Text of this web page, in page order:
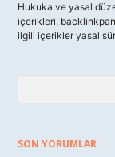
Hukuka ve yasal
içerikleri,
ilgili içerikler yasal
SON YORUMLAR